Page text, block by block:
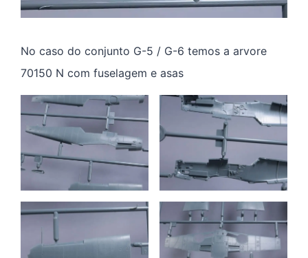
No caso do conjunto G-5 / G-6 temos a arvore
70150 N com fuselagem e asas